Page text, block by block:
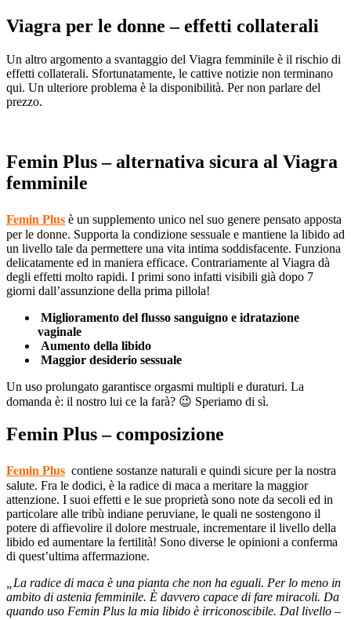
Viagra per le donne – effetti collaterali
Un altro argomento a svantaggio del Viagra femminile è il rischio di
effetti collaterali. Sfortunatamente, le cattive notizie non terminano
qui. Un ulteriore problema è la disponibilità. Per non parlare del
prezzo.
Femin Plus – alternativa sicura al Viagra
femminile
Femin Plus è un supplemento unico nel suo genere pensato apposta
per le donne. Supporta la condizione sessuale e mantiene la libido ad
un livello tale da permettere una vita intima soddisfacente. Funziona
delicatamente ed in maniera efficace. Contrariamente al Viagra dà
degli effetti molto rapidi. I primi sono infatti visibili già dopo 7
giorni dall’assunzione della prima pillola!
Miglioramento del flusso sanguigno e idratazione
vaginale
Aumento della libido
Maggior desiderio sessuale
Un uso prolungato garantisce orgasmi multipli e duraturi. La
domanda è: il nostro lui ce la farà? 😉 Speriamo di sì.
Femin Plus – composizione
Femin Plus contiene sostanze naturali e quindi sicure per la nostra
salute. Fra le dodici, è la radice di maca a meritare la maggior
attenzione. I suoi effetti e le sue proprietà sono note da secoli ed in
particolare alle tribù indiane peruviane, le quali ne sostengono il
potere di affievolire il dolore mestruale, incrementare il livello della
libido ed aumentare la fertilità! Sono diverse le opinioni a conferma
di quest’ultima affermazione.
„La radice di maca è una pianta che non ha eguali. Per lo meno in
ambito di astenia femminile. È davvero capace di fare miracoli. Da
quando uso Femin Plus la mia libido è irriconoscibile. Dal livello –